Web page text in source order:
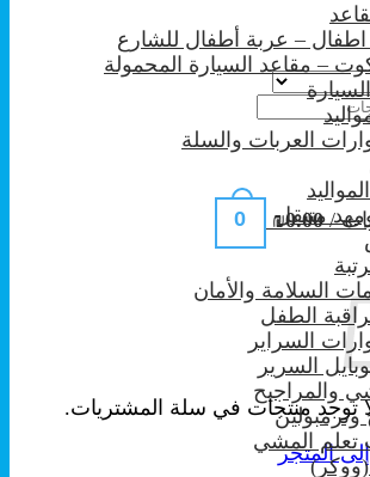
/
₪0.00
0
توجد منتجات في سلة المشتريات.
المتجر
– عربة أطفال للشارع
– مقاعد السيارة المحمولة
العربات والسلة
متنقل
السلامة والأمان
الطفل
السراير
السرير
والمراجيح
وترمبولين
تعلم المشي